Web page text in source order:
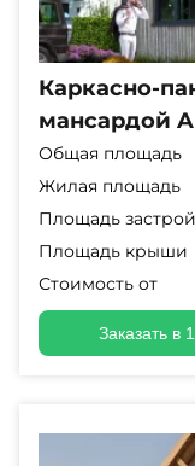
Каркасно-
мансардой
Общая площадь
Жилая площадь
Площадь
Площадь крыши
Стоимость от
Заказать в